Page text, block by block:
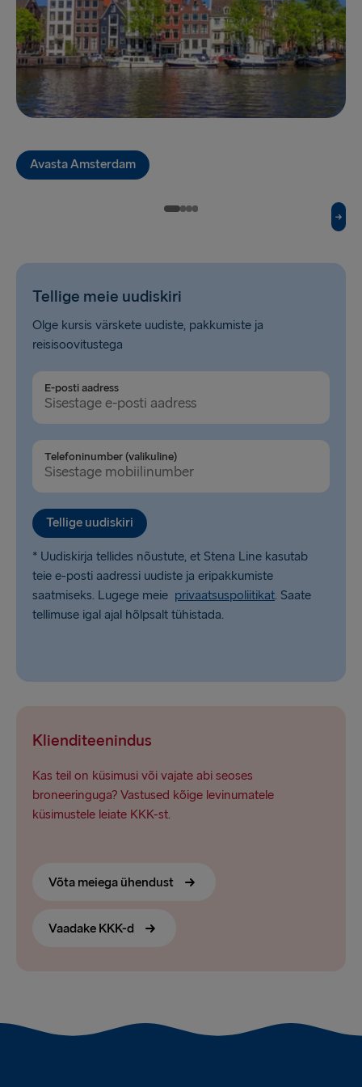
Frederikshavn → Gothenburg
Grenaa → Halmstad
Gdynia → Karlskrona
Holyhead → Dublin
Liverpool → Belfast
Cairnryan → Belfast
Harwich → Hook of Holland
Gothenburg → Frederikshavn
Halmstad → Grenaa
Karlskrona → Gdynia
Dublin → Holyhead
Belfast → Liverpool
Belfast → Cairnryan
Hook of Holland → Harwich
Rosslare → Fishguard
Avasta Amsterdam
Tellige meie uudiskiri
Olge kursis värskete uudiste, pakkumiste ja
reisisoovitustega
E-posti aadress
Telefoninumber (valikuline)
Tellige uudiskiri
* Uudiskirja tellides nõustute, et Stena Line kasutab
teie e-posti aadressi uudiste ja eripakkumiste
saatmiseks. Lugege meie privaatsuspoliitikat. Saate
tellimuse igal ajal hõlpsalt tühistada.
Klienditeenindus
Kas teil on küsimusi või vajate abi seoses
broneeringuga? Vastused kõige levinumatele
küsimustele leiate KKK-st.
Võta meiega ühendust
Vaadake KKK-d